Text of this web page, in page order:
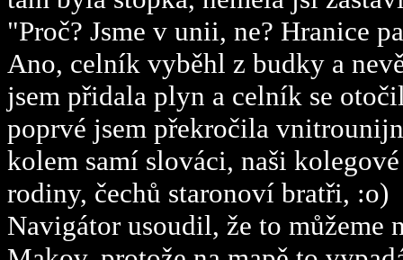
"Proč? Jsme v unii, ne? Hranice
Ano, celník vyběhl z budky a
jsem přidala plyn a celník se
poprvé jsem překročila
kolem samí slováci, naši
rodiny, čechů staronoví bratři, :o)
Navigátor usoudil, že to můžeme